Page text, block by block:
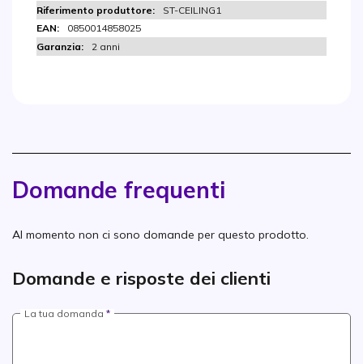
ST-CEILING1
0850014858025
2 anni
Domande frequenti
Al momento non ci sono domande per questo prodotto.
Domande e risposte dei clienti
La tua domanda